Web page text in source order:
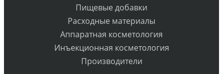
Пищевые добавки
Расходные материалы
Аппаратная косметология
Инъекционная косметология
Производители